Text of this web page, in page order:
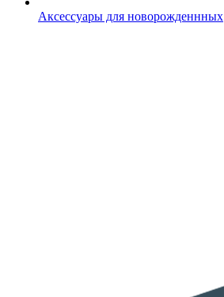
Аксессуары для новорожденнных